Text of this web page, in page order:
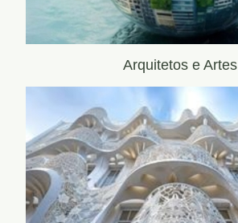
Arquitetos e Artes